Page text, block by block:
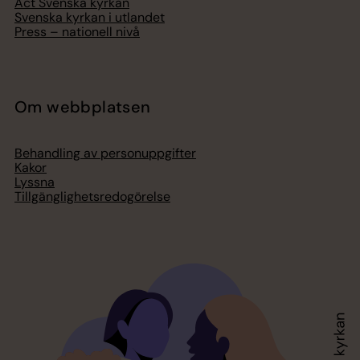
Svenska kyrkan i utlandet
Press – nationell nivå
Om webbplatsen
Behandling av personuppgifter
Kakor
Lyssna
Tillgänglighetsredogörelse